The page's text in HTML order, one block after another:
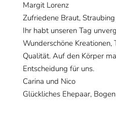
Margit Lorenz
Zufriedene Braut, Straubing
Ihr habt unseren Tag
Wunderschöne Kreationen,
Qualität. Auf den Körper
Entscheidung für uns.
Carina und Nico
Glückliches Ehepaar, Bogen